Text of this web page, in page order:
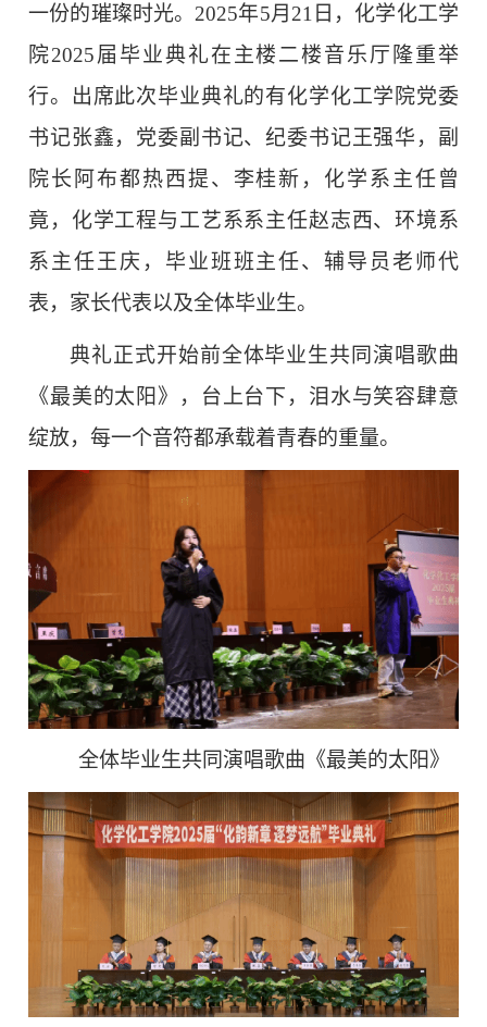
一份的璀璨时光。2025年5月21日，化学化工学
院2025届毕业典礼在主楼二楼音乐厅隆重举
行。出席此次毕业典礼的有化学化工学院党委
书记张鑫，党委副书记、纪委书记王强华，副
院长阿布都热西提、李桂新，化学系主任曾
竟，化学工程与工艺系系主任赵志西、环境系
系主任王庆，毕业班班主任、辅导员老师代
表，家长代表以及全体毕业生。
典礼正式开始前全体毕业生共同演唱歌曲
《最美的太阳》，台上台下，泪水与笑容肆意
绽放，每一个音符都承载着青春的重量。
全体毕业生共同演唱歌曲《最美的太阳》